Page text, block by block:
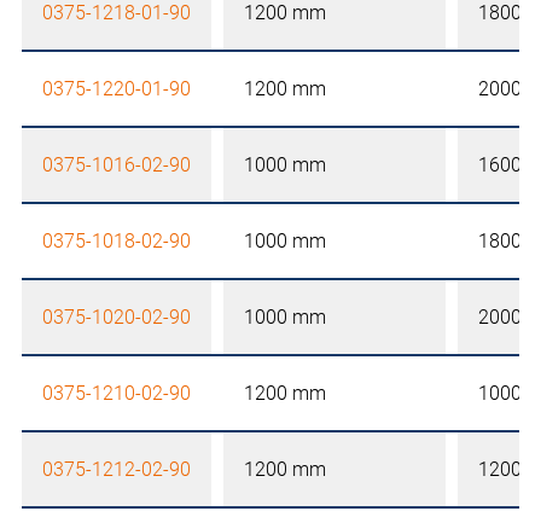
0375-1218-01-90 1200 mm 1800
0375-1220-01-90 1200 mm 2000
0375-1016-02-90 1000 mm 1600
0375-1018-02-90 1000 mm 1800
0375-1020-02-90 1000 mm 2000
0375-1210-02-90 1200 mm 1000
0375-1212-02-90 1200 mm 1200